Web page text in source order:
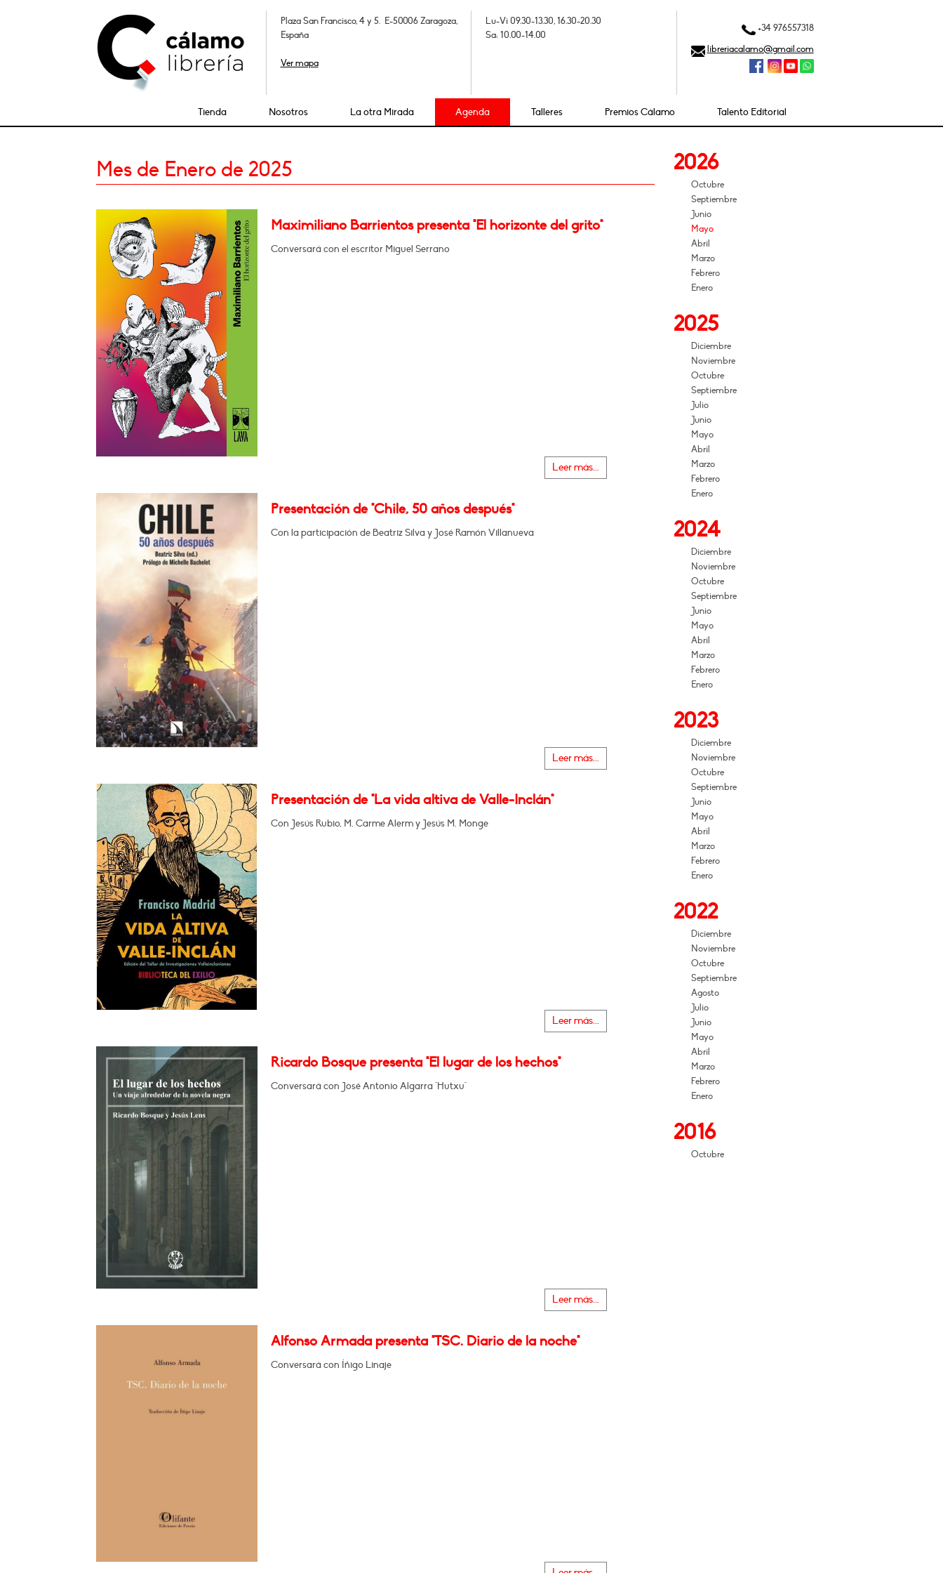
Plaza San Francisco, 4 y 5. E-50006 Zaragoza,
España
Ver mapa
Lu-Vi 09.30-13.30, 16.30-20.30
Sa: 10.00-14.00
+34 976557318
libreriacalamo@gmail.com
Tienda Nosotros La otra Mirada Agenda Talleres Premios Cálamo Talento Editorial
Mes de Enero de 2025
Maximiliano Barrientos presenta "El horizonte del grito"
Conversará con el escritor Miguel Serrano
Leer más...
Presentación de "Chile, 50 años después"
Con la participación de Beatriz Silva y José Ramón Villanueva
Leer más...
Presentación de "La vida altiva de Valle-Inclán"
Con Jesús Rubio, M. Carme Alerm y Jesús M. Monge
Leer más...
Ricardo Bosque presenta "El lugar de los hechos"
Conversará con José Antonio Algarra "Hutxu"
Leer más...
Alfonso Armada presenta "TSC. Diario de la noche"
Conversará con Íñigo Linaje
2026
Octubre
Septiembre
Junio
Mayo
Abril
Marzo
Febrero
Enero
2025
Diciembre
Noviembre
Octubre
Septiembre
Julio
Junio
Mayo
Abril
Marzo
Febrero
Enero
2024
Diciembre
Noviembre
Octubre
Septiembre
Junio
Mayo
Abril
Marzo
Febrero
Enero
2023
Diciembre
Noviembre
Octubre
Septiembre
Junio
Mayo
Abril
Marzo
Febrero
Enero
2022
Diciembre
Noviembre
Octubre
Septiembre
Agosto
Julio
Junio
Mayo
Abril
Marzo
Febrero
Enero
2016
Octubre